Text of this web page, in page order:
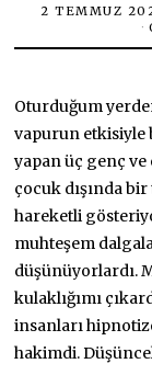
2 TEMMUZ
Oturduğum
vapurun etkisiyle
yapan üç genç
çocuk dışında
hareketli
muhteşem
düşünüyorlardı.
kulaklığımı
insanları
hakimdi.